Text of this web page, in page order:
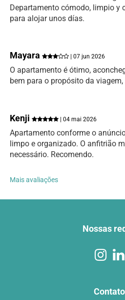
Departamento cómodo, limpio y
para alojar unos días.
Mayara | 07 jun 2026
O apartamento é ótimo,
bem para o propósito da
Kenji | 04 mai 2026
Apartamento conforme o
limpo e organizado. O anfitrião
necessário. Recomendo.
Mais avaliações
Nossas
Contato